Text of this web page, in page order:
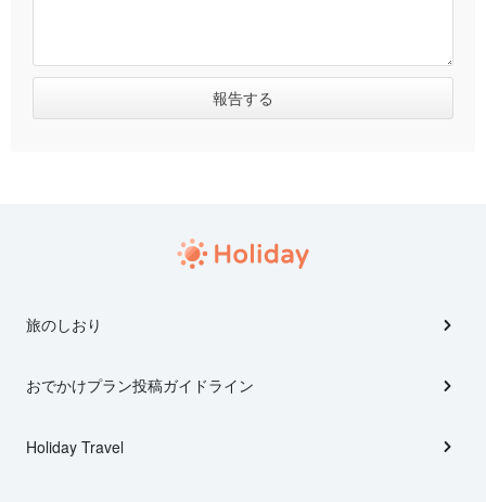
旅のしおり
おでかけプラン投稿ガイドライン
Holiday Travel